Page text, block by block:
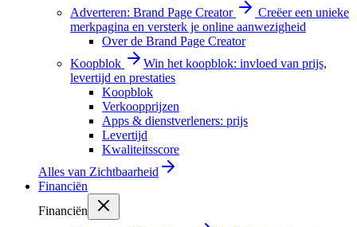
Adverteren: Brand Page Creator
Creëer een unieke
merkpagina en versterk je online aanwezigheid
Over de Brand Page Creator
Koopblok
Win het koopblok: invloed van prijs,
levertijd en prestaties
Koopblok
Verkoopprijzen
Apps & dienstverleners: prijs
Levertijd
Kwaliteitsscore
Alles van Zichtbaarheid
Financiën
Financiën